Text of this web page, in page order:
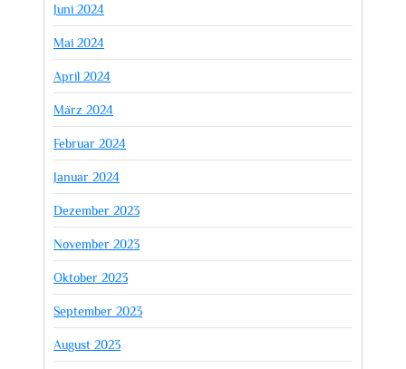
Juni 2024
Mai 2024
April 2024
März 2024
Februar 2024
Januar 2024
Dezember 2023
November 2023
Oktober 2023
September 2023
August 2023